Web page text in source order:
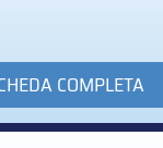
COMPLETA